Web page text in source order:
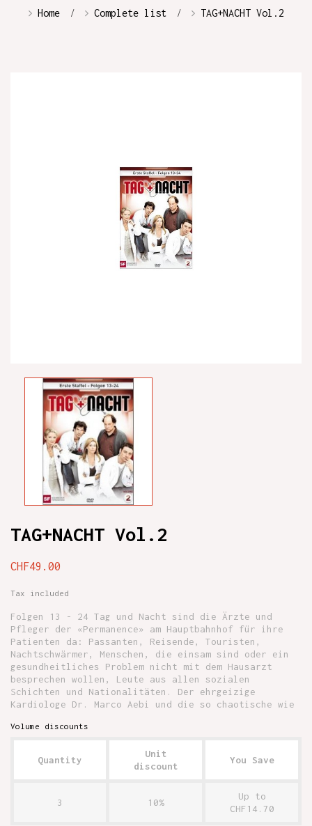
Home Complete list TAG+NACHT Vol.2
TAG+NACHT Vol.2
CHF49.00
Tax included
Folgen 13 - 24 Tag und Nacht sind die Ärzte und
Pfleger der «Permanence» am Hauptbahnhof für ihre
Patienten da: Passanten, Reisende, Touristen,
Nachtschwärmer, Menschen, die einsam sind oder ein
gesundheitliches Problem nicht mit dem Hausarzt
besprechen wollen, Leute aus allen sozialen
Schichten und Nationalitäten. Der ehrgeizige
Kardiologe Dr. Marco Aebi und die so chaotische wie
Volume discounts
Quantity
Unit
discount
You Save
3 10%
Up to
CHF14.70